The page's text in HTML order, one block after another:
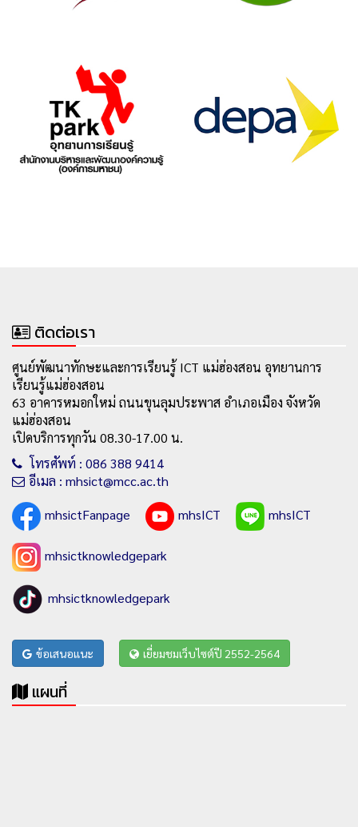
ติดต่อเรา
ศูนย์พัฒนาทักษะและการเรียนรู้ ICT แม่ฮ่องสอน อุทยานการ
เรียนรู้แม่ฮ่องสอน
63 อาคารหมอกใหม่ ถนนขุนลุมประพาส อำเภอเมือง จังหวัด
แม่ฮ่องสอน
เปิดบริการทุกวัน 08.30-17.00 น.
โทรศัพท์ : 086 388 9414
อีเมล : mhsict@mcc.ac.th
mhsictFanpage
mhsICT mhsICT
mhsictknowledgepark
mhsictknowledgepark
ข้อเสนอแนะ เยี่ยมชมเว็บไซต์ปี 2552-2564
แผนที่